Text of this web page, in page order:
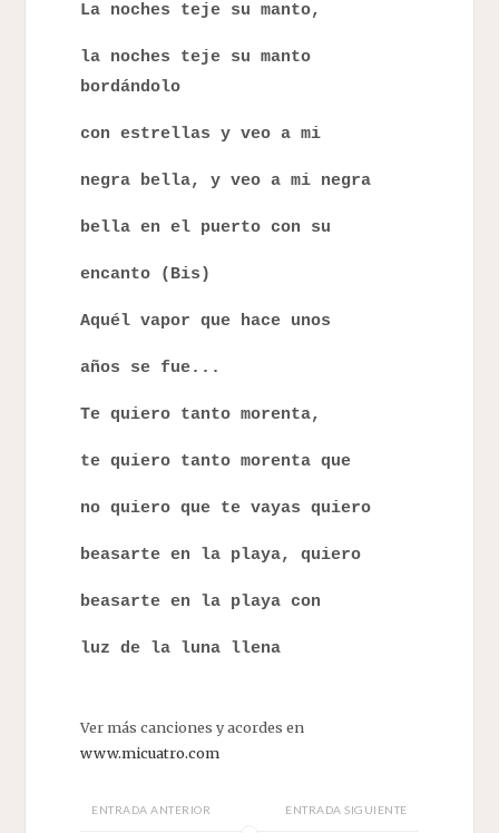
La noches teje su manto,
la noches teje su manto
bordándolo
con estrellas y veo a mi
negra bella, y veo a mi negra
bella en el puerto con su
encanto (Bis)
Aquél vapor que hace unos
años se fue...
Te quiero tanto morenta,
te quiero tanto morenta que
no quiero que te vayas quiero
beasarte en la playa, quiero
beasarte en la playa con
luz de la luna llena
Ver más canciones y acordes en
www.micuatro.com
ENTRADA ANTERIOR ENTRADA SIGUIENTE